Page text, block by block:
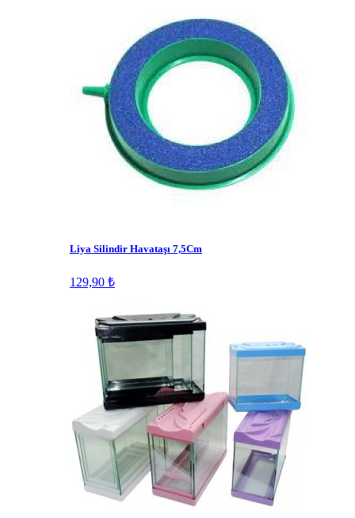
Liya Silindir Havataşı 7,5Cm
129,90 ₺